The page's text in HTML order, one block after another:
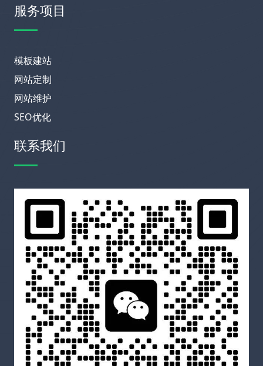
服务项目
模板建站
网站定制
网站维护
SEO优化
联系我们